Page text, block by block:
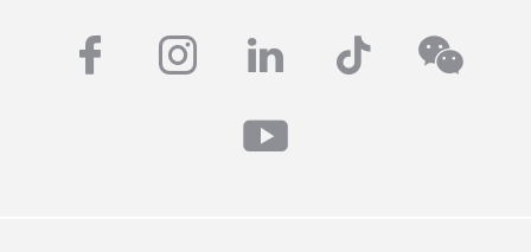
facebook
instagram
linkedintiktok
youtube